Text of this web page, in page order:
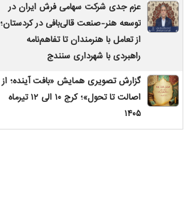
عزم جدی شرکت سهامی فرش ایران در
توسعه هنر-صنعت قالی‌بافی در کردستان؛
از تعامل با هنرمندان تا تفاهم‌نامه
راهبردی با شهرداری سنندج
گزارش تصویری همایش «بافت آینده؛ از
اصالت تا تحول»؛ کرج ۱۰ الی ۱۲ تیرماه
۱۴۰۵